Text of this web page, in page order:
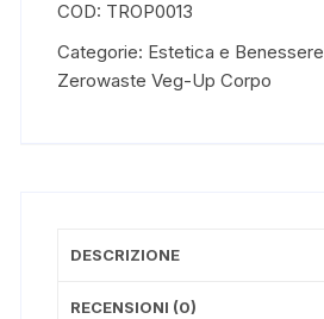
COD: TROP0013
Categorie: Estetica e Benessere
Zerowaste Veg-Up Corpo
DESCRIZIONE
RECENSIONI (0)